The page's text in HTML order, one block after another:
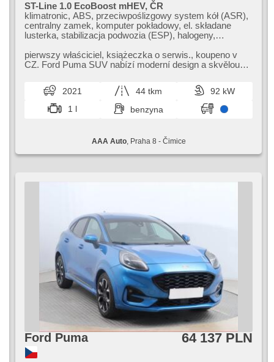
ST-Line 1.0 EcoBoost mHEV, ČR
klimatronic, ABS, przeciwpoślizgowy system kół (ASR),
centralny zamek, komputer pokładowy, el. składane
lusterka, stabilizacja podwozia (ESP), halogeny,
czujnik ciśnienia opon, USB, 6x poduszka powietrzna,
podgrzewana przednia szyba, podgrzewana kierownica,
wspomaganie układu kierowniczego, el. opuszczane
szyby, radio fabryczne, manualna skrzynia biegów
pierwszy właściciel,​ książeczka o serwis.,​ koupeno v
CZ. Ford Puma SUV nabízí moderní design a skvělou
2021 44 tkm
92 kW
1 l
benzyna
AAA Auto, Praha 8 - Čimice
Ford Puma 64 137 PLN